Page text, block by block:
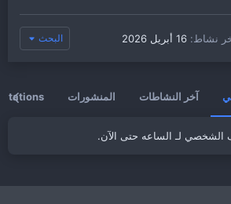
نشاط 16 أبريل 2026 البحث
آخر النشاطات المنشورات
الشخصي لـ الساعه حتى الآن.